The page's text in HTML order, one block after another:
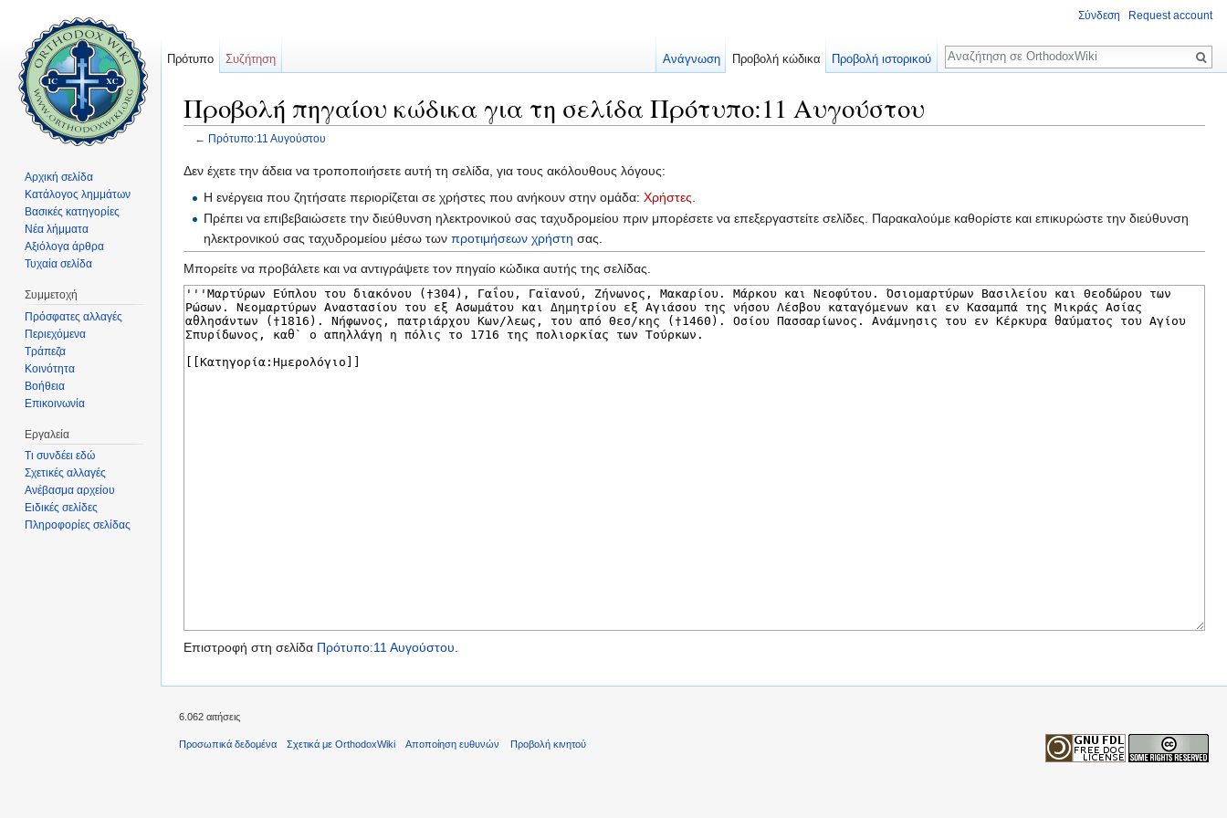
Προβολή πηγαίου κώδικα για τη σελίδα Πρότυπο:11 Αυγούστου
← Πρότυπο:11 Αυγούστου
Δεν έχετε την άδεια να τροποποιήσετε αυτή τη σελίδα, για τους ακόλουθους λόγους:
Η ενέργεια που ζητήσατε περιορίζεται σε χρήστες που ανήκουν στην ομάδα:Χρήστες
Πρέπει να επιβεβαιώσετε την διεύθυνση ηλεκτρονικού σας ταχυδρομείου πριν μπορέσετε να επεξεργαστείτε σελίδες. Παρακαλούμε καθορίστε και επικυρώστε την διεύθυνση
ηλεκτρονικού σας ταχυδρομείου μέσω τωνπροτιμήσεων χρήστη σας.
Μπορείτε να προβάλετε και να αντιγράψετε τον πηγαίο κώδικα αυτής της σελίδας.
Επιστροφή στη σελίδα Πρότυπο:11 Αυγούστου.
Σύνδεση Request account
Πρότυπο Συζήτηση Ανάγνωση Προβολή κώδικα Προβολή ιστορικού
Αναζήτηση
Αρχική σελίδα
Κατάλογος λημμάτων
Βασικές κατηγορίες
Νέα λήμματα
Αξιόλογα άρθρα
Τυχαία σελίδα
Συμμετοχή
Πρόσφατες αλλαγές
Περιεχόμενα
Τράπεζα
Κοινότητα
Βοήθεια
Επικοινωνία
Εργαλεία
Τι συνδέει εδώ
Σχετικές αλλαγές
Ανέβασμα αρχείου
Ειδικές σελίδες
Πληροφορίες σελίδας
6.062 αιτήσεις
Προσωπικά δεδομένα Σχετικά με OrthodoxWiki Αποποίηση ευθυνών Προβολή κινητού